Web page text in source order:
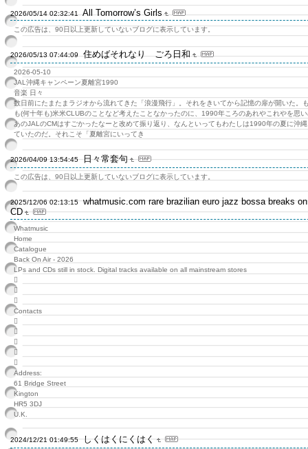
2026/05/14 02:32:41 All Tomorrow’s Girls
この広告は、90日以上更新していないブログに表示しています。
2026/05/13 07:44:09 住めばそれなり ごろ日和
2026-05-10
JAL沖縄キャンペーン夏離宮1990
音楽 日々
数日前にたまたまラジオから流れてきた「浪漫飛行」。それをきいてから記憶の扉が開いた。
も(何十年も)米米CLUBのことなど考えたことなかったのに、1990年ころのあれやこれやを思
あのJALのCМはすごかったなーと改めて振り返り、なんといってもわたしは1990年の夏に沖
ていたのだ。それこそ「夏離宮にいってき
2026/04/09 13:54:45 日々常套句
この広告は、90日以上更新していないブログに表示しています。
2025/12/06 02:13:15
whatmusic.com rare brazilian euro jazz bossa breaks
CD
Whatmusic
Home
Catalogue
Back On Air - 2026
LPs and CDs still in stock. Digital tracks available on all mainstream stores



Contacts





Address:
61 Bridge Street
Kington
HR5 3DJ
U.K.
2024/12/21 01:49:55 しくはくにくはく